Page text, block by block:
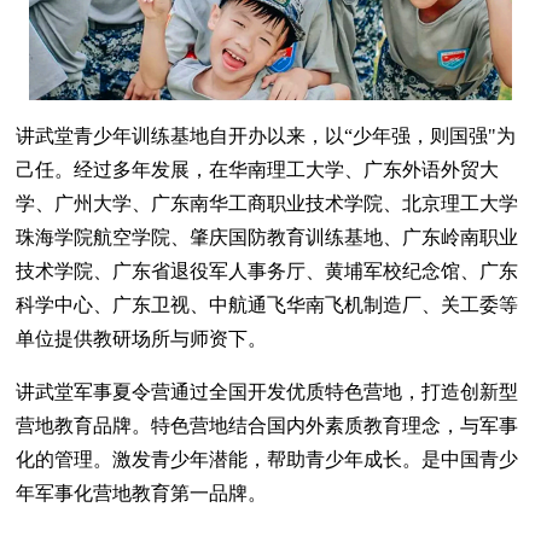
讲武堂青少年训练基地自开办以来，以“少年强，则国强"为
己任。经过多年发展，在华南理工大学、广东外语外贸大
学、广州大学、广东南华工商职业技术学院、北京理工大学
珠海学院航空学院、肇庆国防教育训练基地、广东岭南职业
技术学院、广东省退役军人事务厅、黄埔军校纪念馆、广东
科学中心、广东卫视、中航通飞华南飞机制造厂、关工委等
单位提供教研场所与师资下。
讲武堂军事夏令营通过全国开发优质特色营地，打造创新型
营地教育品牌。特色营地结合国内外素质教育理念，与军事
化的管理。激发青少年潜能，帮助青少年成长。是中国青少
年军事化营地教育第一品牌。